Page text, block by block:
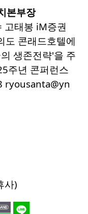
본부장
고태봉 iM증권
도 콘래드호텔에
생존전략'을 주
주년 콘퍼런스
ryousanta@yn
사)